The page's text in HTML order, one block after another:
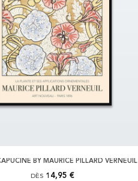
BY MAURICE PILLARD VERNEUIL
DÈS 14,95 €